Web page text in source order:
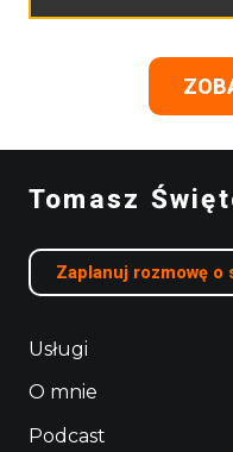
Tomasz
Zaplanuj rozmowę o
Usługi
O mnie
Podcast